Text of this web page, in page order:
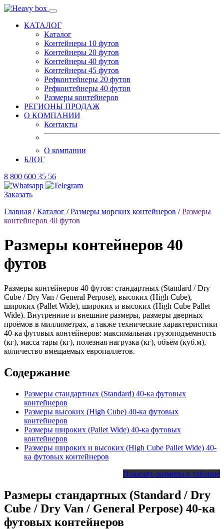
КАТАЛОГ
Каталог
Контейнеры 10 футов
Контейнеры 20 футов
Контейнеры 40 футов
Контейнеры 45 футов
Рефконтейнеры 20 футов
Рефконтейнеры 40 футов
Размеры контейнеров
РЕГИОНЫ ПРОДАЖ
О КОМПАНИИ
Контакты
О компании
БЛОГ
8 800 600 35 56
Заказать
Главная /Каталог /Размеры морских контейнеров /Размеры
контейнеров 40 футов
Размеры контейнеров 40
футов
Размеры контейнеров 40 футов: стандартных (Standard / Dry
Cube / Dry Van / General Perpose), высоких (High Cube),
широких (Pallet Wide), широких и высоких (High Cube Pallet
Wide). Внутренние и внешние размеры, размеры дверных
проёмов в миллиметрах, а также технические характеристики
40-ка футовых контейнеров: максимальная грузоподъемность
(кг), масса тары (кг), полезная нагрузка (кг), объём (куб.м),
количество вмещаемых европаллетов.
Содержание
Размеры стандартных (Standard) 40-ка футовых
контейнеров
Размеры высоких (High Cube) 40-ка футовых
контейнеров
Размеры широких (Pallet Wide) 40-ка футовых
контейнеров
Размеры широких и высоких (High Cube Pallet Wide) 40-
ка футовых контейнеров
Показать размеры в таблице
Размеры стандартных (Standard / Dry
Cube / Dry Van / General Perpose) 40-ка
футовых контейнеров